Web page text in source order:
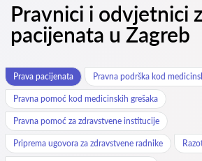
Pravnici i odvjetnici
pacijenata u Zagreb
Prava pacijenata Pravna podrška kod
Pravna pomoć kod medicinskih grešaka
Pravna pomoć za zdravstvene institucije
Priprema ugovora za zdravstvene radnike